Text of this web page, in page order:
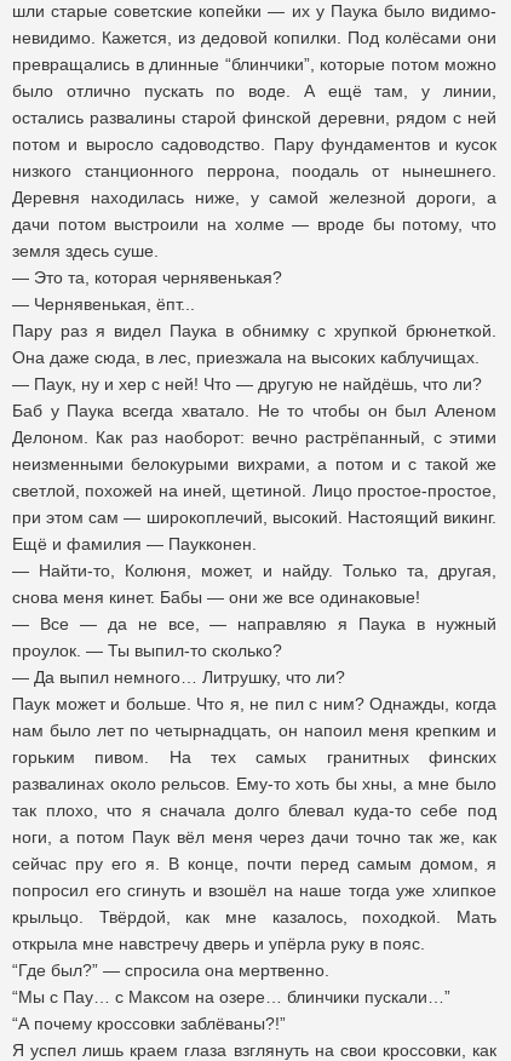
шли старые советские копейки — их у Паука было видимо-
невидимо. Кажется, из дедовой копилки. Под колёсами они
превращались в длинные “блинчики”, которые потом можно
было отлично пускать по воде. А ещё там, у линии,
остались развалины старой финской деревни, рядом с ней
потом и выросло садоводство. Пару фундаментов и кусок
низкого станционного перрона, поодаль от нынешнего.
Деревня находилась ниже, у самой железной дороги, а
дачи потом выстроили на холме — вроде бы потому, что
земля здесь суше.
— Это та, которая чернявенькая?
— Чернявенькая, ёпт...
Пару раз я видел Паука в обнимку с хрупкой брюнеткой.
Она даже сюда, в лес, приезжала на высоких каблучищах.
— Паук, ну и хер с ней! Что — другую не найдёшь, что ли?
Баб у Паука всегда хватало. Не то чтобы он был Аленом
Делоном. Как раз наоборот: вечно растрёпанный, с этими
неизменными белокурыми вихрами, а потом и с такой же
светлой, похожей на иней, щетиной. Лицо простое-простое,
при этом сам — широкоплечий, высокий. Настоящий викинг.
Ещё и фамилия — Паукконен.
— Найти-то, Колюня, может, и найду. Только та, другая,
снова меня кинет. Бабы — они же все одинаковые!
— Все — да не все, — направляю я Паука в нужный
проулок. — Ты выпил-то сколько?
— Да выпил немного… Литрушку, что ли?
Паук может и больше. Что я, не пил с ним? Однажды, когда
нам было лет по четырнадцать, он напоил меня крепким и
горьким пивом. На тех самых гранитных финских
развалинах около рельсов. Ему-то хоть бы хны, а мне было
так плохо, что я сначала долго блевал куда-то себе под
ноги, а потом Паук вёл меня через дачи точно так же, как
сейчас пру его я. В конце, почти перед самым домом, я
попросил его сгинуть и взошёл на наше тогда уже хлипкое
крыльцо. Твёрдой, как мне казалось, походкой. Мать
открыла мне навстречу дверь и упёрла руку в пояс.
“Где был?” — спросила она мертвенно.
“Мы с Пау… с Максом на озере… блинчики пускали…”
“А почему кроссовки заблёваны?!”
Я успел лишь краем глаза взглянуть на свои кроссовки, как